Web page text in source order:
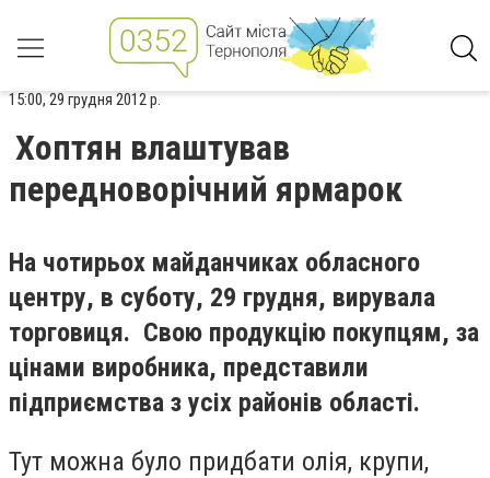
15:00, 29 грудня 2012 р.
Хоптян влаштував
передноворічний ярмарок
На чотирьох майданчиках обласного
центру, в суботу, 29 грудня, вирувала
торговиця. Свою продукцію покупцям, за
цінами виробника, представили
підприємства з усіх районів області.
Тут можна було придбати олія, крупи,